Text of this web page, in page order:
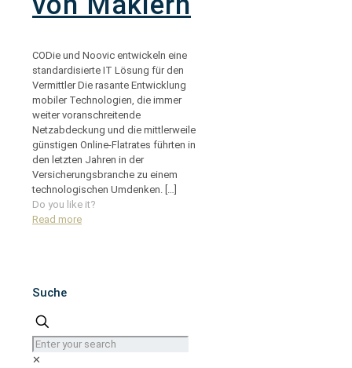
CODie und Noovic entwickeln eine
standardisierte IT Lösung für den
Vermittler Die rasante Entwicklung
mobiler Technologien, die immer
weiter voranschreitende
Netzabdeckung und die mittlerweile
günstigen Online-Flatrates führten in
den letzten Jahren in der
Versicherungsbranche zu einem
technologischen Umdenken. […]
Do you like it?
Read more
Suche
✕